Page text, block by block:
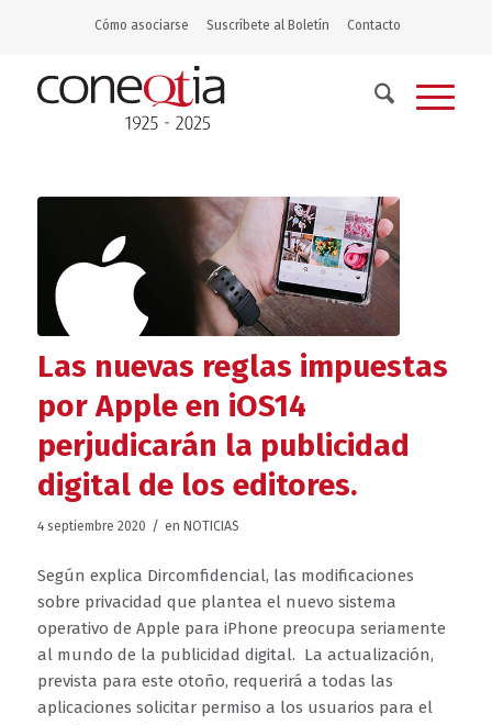
Cómo asociarse Suscríbete al Boletín Contacto
Las nuevas reglas impuestas
por Apple en iOS14
perjudicarán la publicidad
digital de los editores.
4 septiembre 2020 / en NOTICIAS
Según explica Dircomfidencial, las modificaciones
sobre privacidad que plantea el nuevo sistema
operativo de Apple para iPhone preocupa seriamente
al mundo de la publicidad digital. La actualización,
prevista para este otoño, requerirá a todas las
aplicaciones solicitar permiso a los usuarios para el